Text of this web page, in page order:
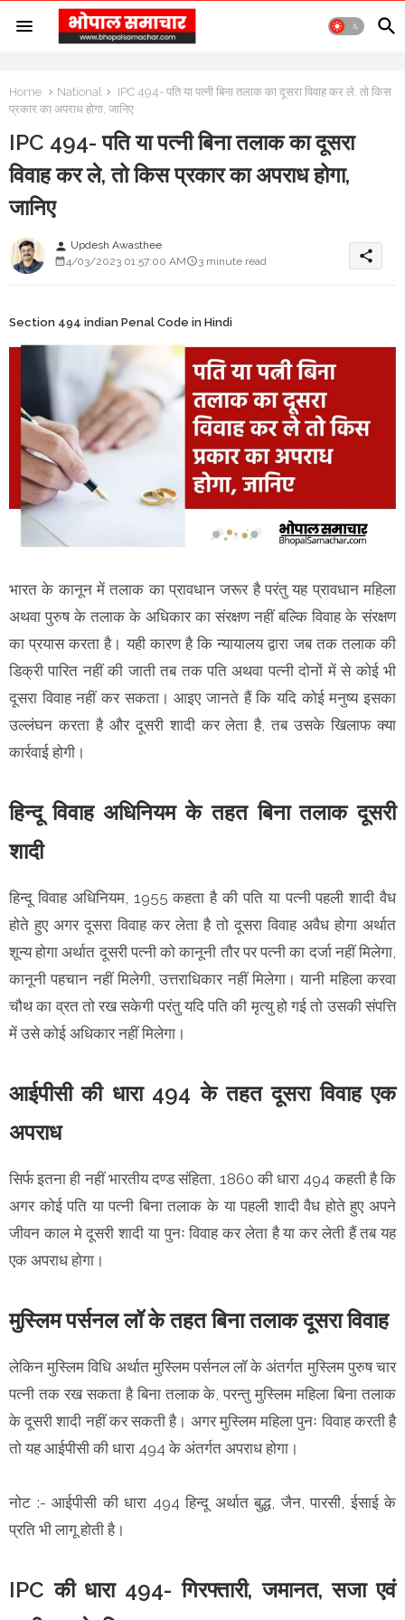
Home National
IPC 494- पति या पत्नी बिना तलाक का दूसरा विवाह कर ले, तो किस
प्रकार का अपराध होगा, जानिए
IPC 494- पति या पत्नी बिना तलाक का दूसरा
विवाह कर ले, तो किस प्रकार का अपराध होगा,
जानिए
person Updesh Awasthee
4/03/2023 01:57:00 AM
3 minute read share
Section 494 indian Penal Code in Hindi
भारत के कानून में तलाक का प्रावधान जरूर है परंतु यह प्रावधान महिला
अथवा पुरुष के तलाक के अधिकार का संरक्षण नहीं बल्कि विवाह के संरक्षण
का प्रयास करता है। यही कारण है कि न्यायालय द्वारा जब तक तलाक की
डिक्री पारित नहीं की जाती तब तक पति अथवा पत्नी दोनों में से कोई भी
दूसरा विवाह नहीं कर सकता। आइए जानते हैं कि यदि कोई मनुष्य इसका
उल्लंघन करता है और दूसरी शादी कर लेता है, तब उसके खिलाफ क्या
कार्रवाई होगी।
हिन्दू विवाह अधिनियम के तहत बिना तलाक दूसरी
शादी
हिन्दू विवाह अधिनियम, 1955 कहता है की पति या पत्नी पहली शादी वैध
होते हुए अगर दूसरा विवाह कर लेता है तो दूसरा विवाह अवैध होगा अर्थात
शून्य होगा अर्थात दूसरी पत्नी को कानूनी तौर पर पत्नी का दर्जा नहीं मिलेगा,
कानूनी पहचान नहीं मिलेगी, उत्तराधिकार नहीं मिलेगा। यानी महिला करवा
चौथ का व्रत तो रख सकेगी परंतु यदि पति की मृत्यु हो गई तो उसकी संपत्ति
में उसे कोई अधिकार नहीं मिलेगा।
आईपीसी की धारा 494 के तहत दूसरा विवाह एक
अपराध
सिर्फ इतना ही नहीं भारतीय दण्ड संहिता, 1860 की धारा 494 कहती है कि
अगर कोई पति या पत्नी बिना तलाक के या पहली शादी वैध होते हुए अपने
जीवन काल मे दूसरी शादी या पुनः विवाह कर लेता है या कर लेती हैं तब यह
एक अपराध होगा।
मुस्लिम पर्सनल लॉ के तहत बिना तलाक दूसरा विवाह
लेकिन मुस्लिम विधि अर्थात मुस्लिम पर्सनल लॉ के अंतर्गत मुस्लिम पुरुष चार
पत्नी तक रख सकता है बिना तलाक के, परन्तु मुस्लिम महिला बिना तलाक
के दूसरी शादी नहीं कर सकती है। अगर मुस्लिम महिला पुनः विवाह करती है
तो यह आईपीसी की धारा 494 के अंतर्गत अपराध होगा।
नोट :- आईपीसी की धारा 494 हिन्दू अर्थात बुद्ध, जैन, पारसी, ईसाई के
प्रति भी लागू होती है।
IPC की धारा 494- गिरफ्तारी, जमानत, सजा एवं